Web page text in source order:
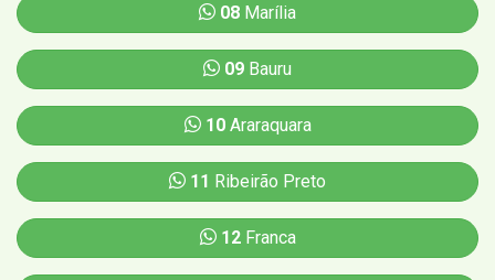
08 Marília
09 Bauru
10Araraquara
11 Ribeirão Preto
12Franca